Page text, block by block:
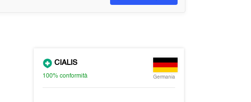
CIALIS
100% conformità Germania